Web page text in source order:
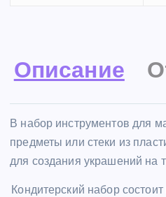
Описание
В набор инструментов для
предметы или стеки из
для создания украшений на
Кондитерский набор